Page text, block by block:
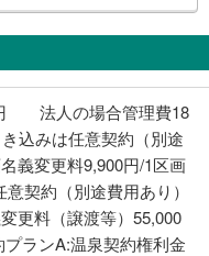
法人の場合管理費18
込みは任意契約（別途
義変更料9,900円/1区画
契約（別途費用あり）
更料（譲渡等）55,000
ランA:温泉契約権利金